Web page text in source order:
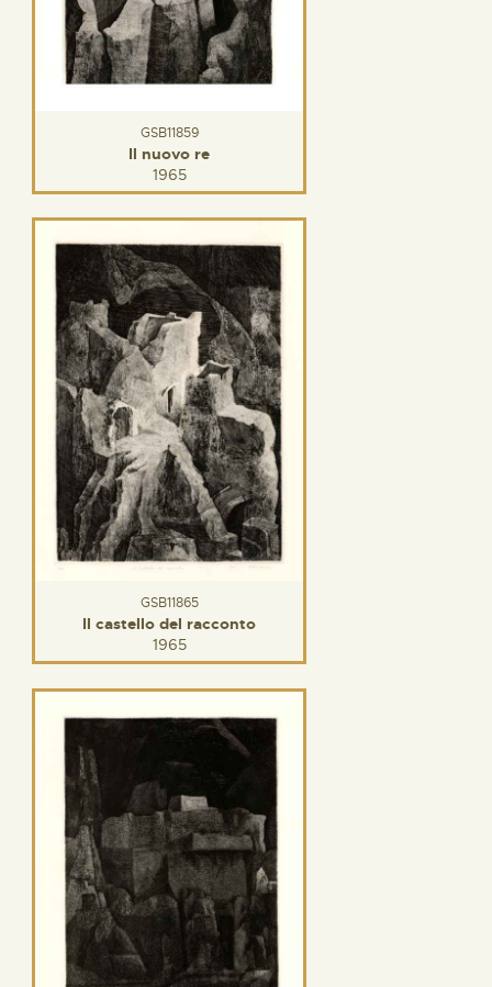
GSB11859
Il nuovo re
1965
GSB11865
Il castello del racconto
1965